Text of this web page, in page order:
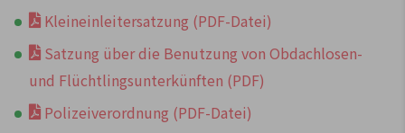
Kleineinleitersatzung (PDF-Datei)
Satzung über die Benutzung von Obdachlosen-
und Flüchtlingsunterkünften (PDF)
Polizeiverordnung (PDF-Datei)